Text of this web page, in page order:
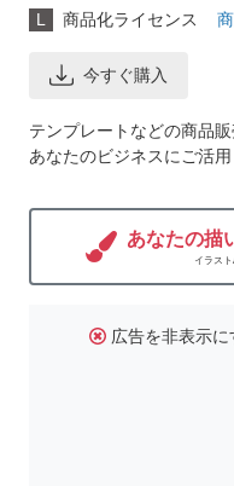
L 商品化ライセンス
今すぐ購入
テンプレートなどの商品
あなたのビジネスにご活用
あなたの描
イラス
広告を非表示に